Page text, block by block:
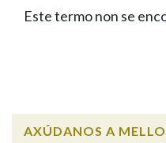
Facebook
TwitterYoutubeInstagram
Bluesky
BUSCAR NOS LEMAS
Remata por
Este termo non se
AXÚDANOS A